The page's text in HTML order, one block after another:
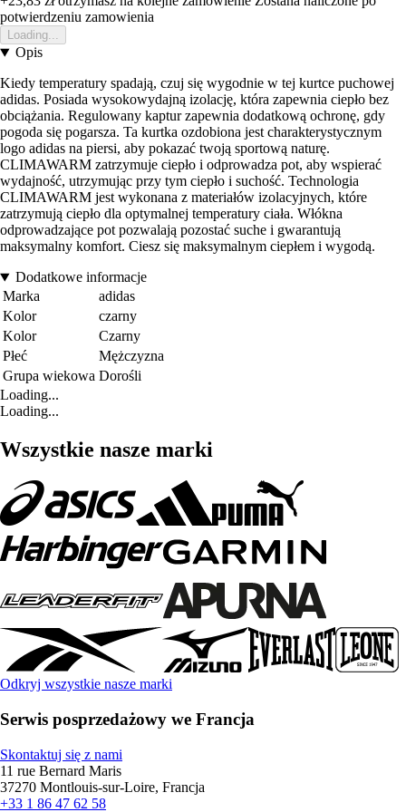
potwierdzeniu zamowienia
Loading...
Opis
Kiedy temperatury spadają, czuj się wygodnie w tej kurtce puchowej
adidas. Posiada wysokowydajną izolację, która zapewnia ciepło bez
obciążania. Regulowany kaptur zapewnia dodatkową ochronę, gdy
pogoda się pogarsza. Ta kurtka ozdobiona jest charakterystycznym
logo adidas na piersi, aby pokazać twoją sportową naturę.
CLIMAWARM zatrzymuje ciepło i odprowadza pot, aby wspierać
wydajność, utrzymując przy tym ciepło i suchość. Technologia
CLIMAWARM jest wykonana z materiałów izolacyjnych, które
zatrzymują ciepło dla optymalnej temperatury ciała. Włókna
odprowadzające pot pozwalają pozostać suche i gwarantują
maksymalny komfort. Ciesz się maksymalnym ciepłem i wygodą.
Dodatkowe informacje
Marka
adidas
Kolor
czarny
Kolor
Czarny
Płeć
Mężczyzna
Grupa wiekowa Dorośli
Loading...
Loading...
Wszystkie nasze marki
Odkryj wszystkie nasze marki
Serwis posprzedażowy we Francja
Skontaktuj się z nami
11 rue Bernard Maris
37270 Montlouis-sur-Loire, Francja
+33 1 86 47 62 58